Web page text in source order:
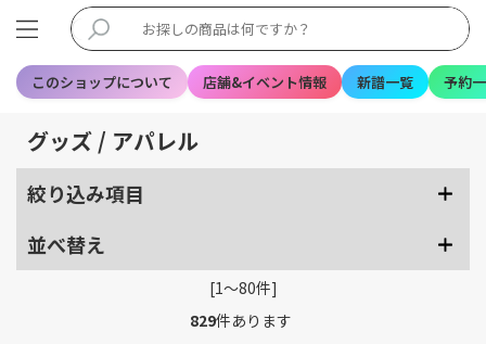
このショップについて 店舗&イベント情報 新譜一覧 予約
グッズ / アパレル
絞り込み項目
並べ替え
[1～80件]
829件あります